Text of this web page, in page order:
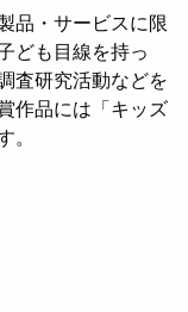
品・サービスに限
ども目線を持っ
査研究活動などを
作品には「キッズ